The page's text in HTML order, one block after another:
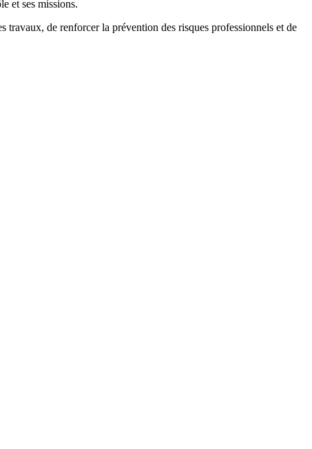
et ses missions.
de renforcer la prévention des risques professionnels et de